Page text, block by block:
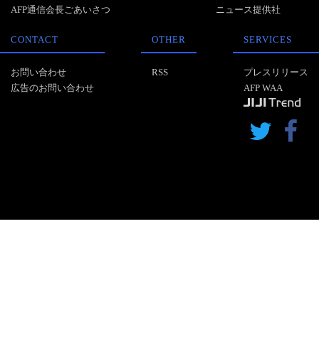
AFP通信会長ごあいさつ
ニュース提供社
CONTACT
お問い合わせ
広告のお問い合わせ
OTHER
RSS
SERVICES
プレスリリース
AFP WAA